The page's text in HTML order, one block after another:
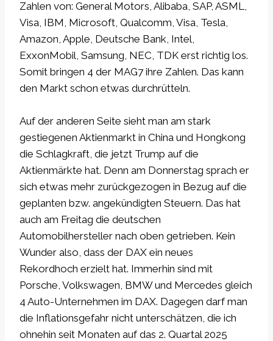
Zahlen von: General Motors, Alibaba, SAP, ASML,
Visa, IBM, Microsoft, Qualcomm, Visa, Tesla,
Amazon, Apple, Deutsche Bank, Intel,
ExxonMobil, Samsung, NEC, TDK erst richtig los.
Somit bringen 4 der MAG7 ihre Zahlen. Das kann
den Markt schon etwas durchrütteln.
Auf der anderen Seite sieht man am stark
gestiegenen Aktienmarkt in China und Hongkong
die Schlagkraft, die jetzt Trump auf die
Aktienmärkte hat. Denn am Donnerstag sprach er
sich etwas mehr zurückgezogen in Bezug auf die
geplanten bzw. angekündigten Steuern. Das hat
auch am Freitag die deutschen
Automobilhersteller nach oben getrieben. Kein
Wunder also, dass der DAX ein neues
Rekordhoch erzielt hat. Immerhin sind mit
Porsche, Volkswagen, BMW und Mercedes gleich
4 Auto-Unternehmen im DAX. Dagegen darf man
die Inflationsgefahr nicht unterschätzen, die ich
ohnehin seit Monaten auf das 2. Quartal 2025